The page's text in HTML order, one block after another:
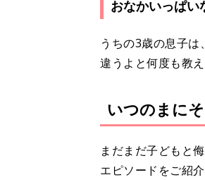
おなかいっぱい
うちの3歳の息子は
違うよと何度も教
いつのまに
まだまだ子どもと
エピソードをご紹介